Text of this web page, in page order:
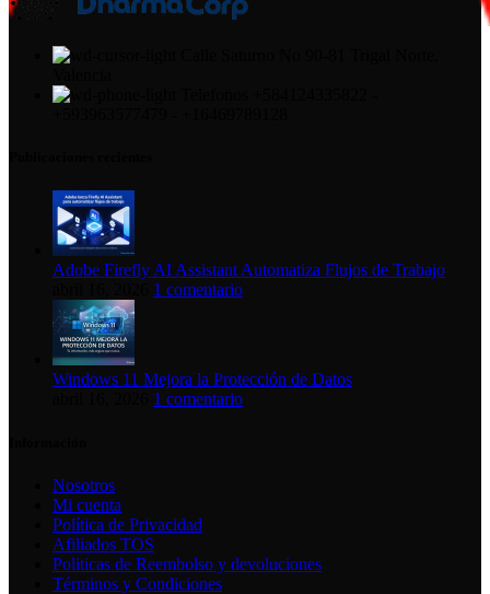
Adobe Firefly AI Assistant Automatiza Flujos de Trabajo
1 comentario
Windows 11 Mejora la Protección de Datos
1 comentario
Nosotros
Mi cuenta
Política de Privacidad
Afiliados TOS
Politicas de Reembolso y devoluciones
Términos y Condiciones